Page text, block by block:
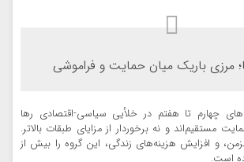
باریک میان حمایت و فراموشی
چهارم تا هفتم در خلأیی سیاسی-اقتصادی رها
مستقیم‌اند و نه برخوردار از مزایای طبقات بالاتر.
و افزایش هزینه‌های زندگی، این گروه را بیش از
است.